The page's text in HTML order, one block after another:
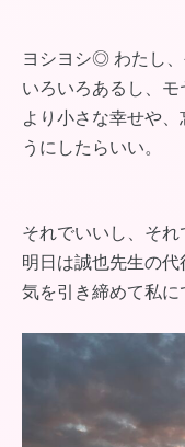
ヨシヨシ◎ わたし
いろいろあるし、
より小さな幸せや
うにしたらいい。
それでいいし、それ
明日は誠也先生の代
気を引き締めて私に